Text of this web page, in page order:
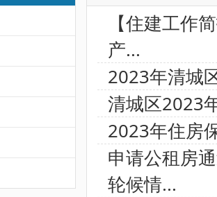
【住建工作
产...
2023年清城
清城区2023
2023年住房
申请公租房
轮候情...